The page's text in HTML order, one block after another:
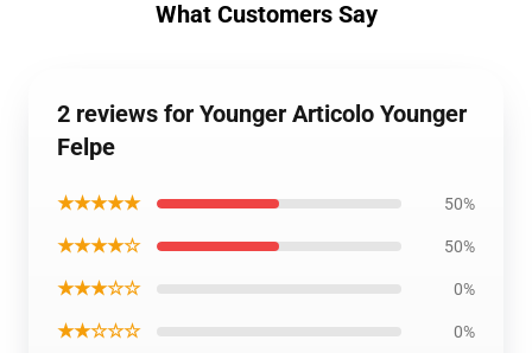
What Customers Say
2 reviews for Younger Articolo Younger
Felpe
★★★★★ 50%
★★★★☆ 50%
★★★☆☆ 0%
★★☆☆☆ 0%